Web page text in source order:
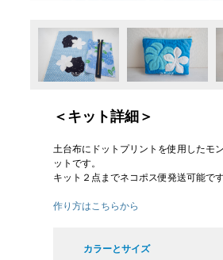
＜キット詳細＞
土台布にドットプリントを使用したモ
ットです。
キット２点までネコポス便発送可能で
作り方はこちらから
カラーとサイズ